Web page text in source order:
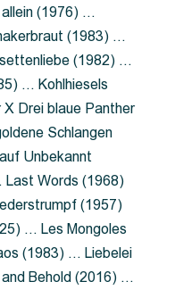
(1976) …
(1983) …
(1982) …
… Kohlhiesels
Drei blaue Panther
Schlangen
Unbekannt
Words (1968)
(1957)
… Les Mongoles
(1983) … Liebelei
Behold (2016) …